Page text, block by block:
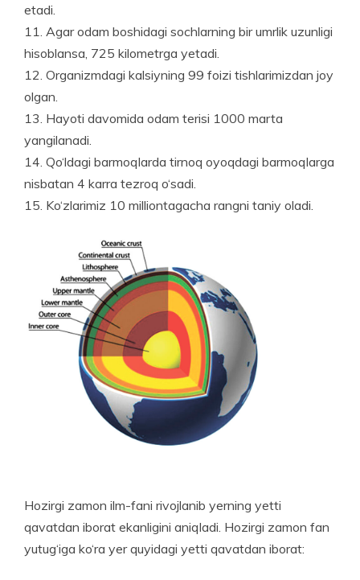
etadi.
11. Agar odam boshidagi soch­larning bir umrlik uzunligi
hisob­lansa, 725 kilometrga yetadi.
12. Organizmdagi kalsiyning 99 foizi tishlarimizdan joy
olgan.
13. Hayoti davomida odam terisi 1000 marta
yangilanadi.
14. Qo‘ldagi barmoqlarda tirnoq oyoqdagi barmoqlarga
nisbatan 4 karra tezroq o‘sadi.
15. Ko‘zlarimiz 10 milliontagacha rangni taniy oladi.
Hozirgi zamon ilm-fani rivoj­lanib yerning yetti
qavatdan iborat ekanligini aniqladi. Hozirgi zamon fan
yutug‘iga ko‘ra yer quyidagi yetti qavatdan iborat: